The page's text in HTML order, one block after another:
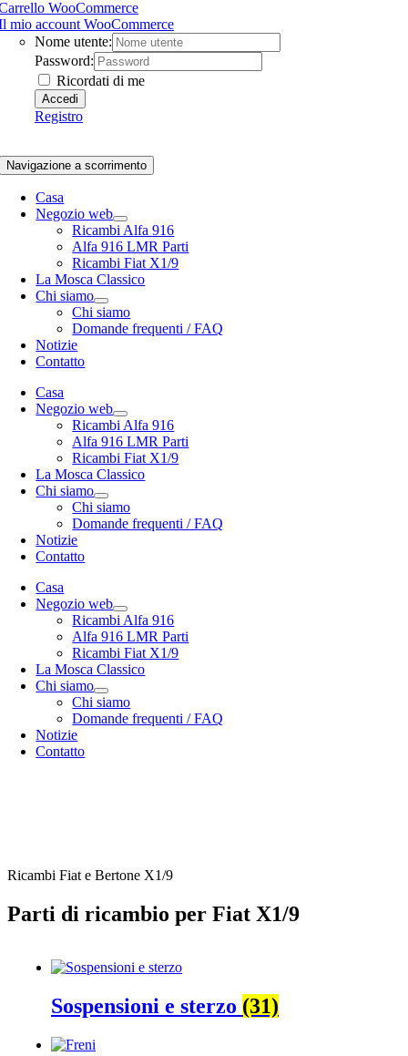
WooCommerce
mio account WooCommerce
Nome utente:
Password:
Ricordati di me
Registro
Navigazione a scorrimento
Casa
Negozio web
Ricambi Alfa 916
Alfa 916 LMR Parti
Ricambi Fiat X1/9
La Mosca Classico
Chi siamo
Chi siamo
Domande frequenti / FAQ
Notizie
Contatto
Casa
Negozio web
Ricambi Alfa 916
Alfa 916 LMR Parti
Ricambi Fiat X1/9
La Mosca Classico
Chi siamo
Chi siamo
Domande frequenti / FAQ
Notizie
Contatto
Casa
Negozio web
Ricambi Alfa 916
Alfa 916 LMR Parti
Ricambi Fiat X1/9
La Mosca Classico
Chi siamo
Chi siamo
Domande frequenti / FAQ
Notizie
Contatto
Ricambi Fiat e Bertone X1/9
Parti di ricambio per Fiat X1/9
Sospensioni e sterzo (31)